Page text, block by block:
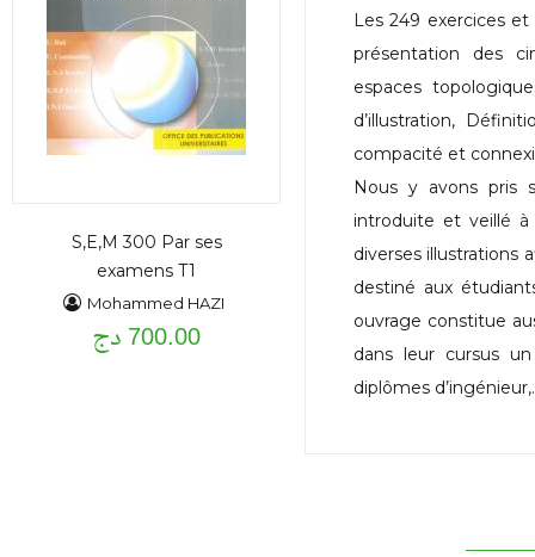
Les 249 exercices
présentation des
espaces
d’illustration,
compacité et
Nous y avons pris
introduite et veillé
diverses illustrations
destiné aux
ouvrage constitue
dans leur cursus
diplômes
S,E,M 300 Par ses
examens T1
Mohammed HAZI
700.00 دج